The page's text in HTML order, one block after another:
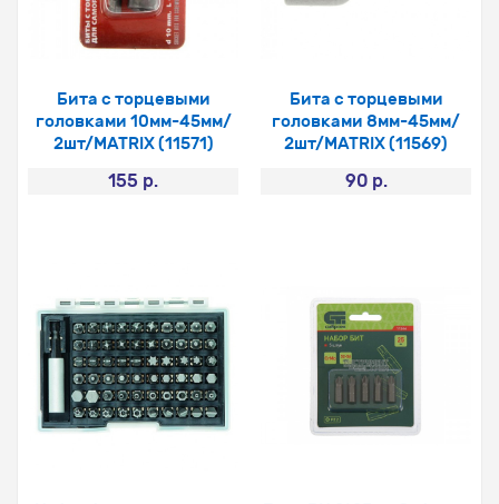
Бита с торцевыми
головками 10мм-45мм/
2шт/MATRIX (11571)
155 р.
Бита с торцевыми
головками 8мм-45мм/
2шт/MATRIX (11569)
90 р.